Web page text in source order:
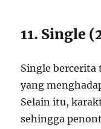
11. Single
Single bercerita
yang
Selain itu,
sehingga